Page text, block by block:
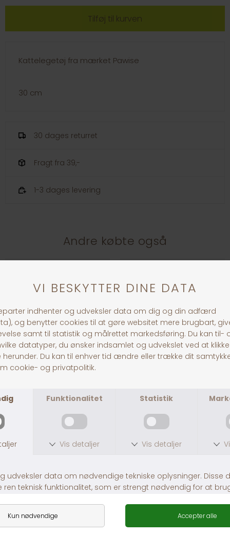
Kattelegetøj fra mærket Pawise
30 cm
30 dages returret
Fragt fra 39,-
1-3 dages levering
Andre købte også
DKK 39,00